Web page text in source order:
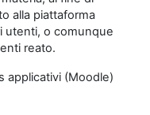
alla piattaforma
utenti, o comunque
reato.
applicativi (Moodle)